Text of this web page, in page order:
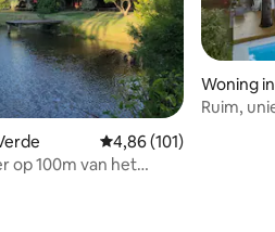
Gemiddelde
4,86 (101)
op 100m van het
Woning
Ruim,